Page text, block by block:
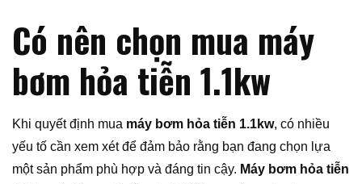
Có nên chọn mua máy
bơm hỏa tiễn 1.1kw
Khi quyết định mua máy bơm hỏa tiễn 1.1kw, có nhiều
yếu tố cần xem xét để đảm bảo rằng bạn đang chọn lựa
một sản phẩm phù hợp và đáng tin cậy. Máy bơm hỏa tiễn